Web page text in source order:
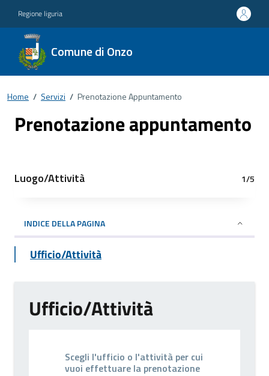
Regione liguria
Comune di Onzo
Home / Servizi / Prenotazione Appuntamento
Prenotazione appuntamento
Luogo/Attività 1/5
INDICE DELLA PAGINA
Ufficio/Attività
Ufficio/Attività
Scegli l'ufficio o l'attività per cui
vuoi effettuare la prenotazione